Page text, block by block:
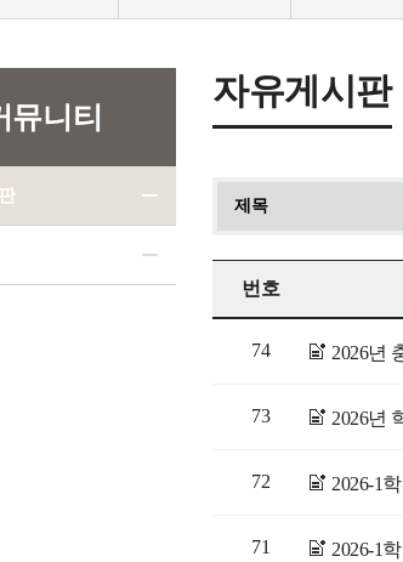
뮤니티
자유게시판
번호
74 2026년
73 2026년
72 2026-1
71 2026-1